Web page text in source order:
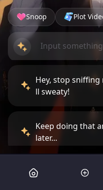
Snoop Plot
Hey, stop
ll sweaty!
Keep doing that
later...